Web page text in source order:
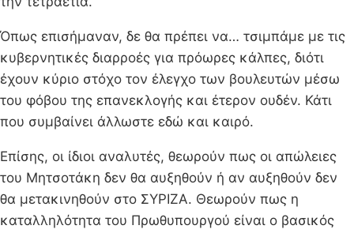
Όπως επισήμαναν, δε θα πρέπει να… τσιμπάμε με τις
κυβερνητικές διαρροές για πρόωρες κάλπες, διότι
έχουν κύριο στόχο τον έλεγχο των βουλευτών μέσω
του φόβου της επανεκλογής και έτερον ουδέν. Κάτι
που συμβαίνει άλλωστε εδώ και καιρό.
Επίσης, οι ίδιοι αναλυτές, θεωρούν πως οι απώλειες
του Μητσοτάκη δεν θα αυξηθούν ή αν αυξηθούν δεν
θα μετακινηθούν στο ΣΥΡΙΖΑ. Θεωρούν πως η
καταλληλότητα του Πρωθυπουργού είναι ο βασικός